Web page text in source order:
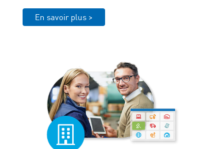
En savoir plus >